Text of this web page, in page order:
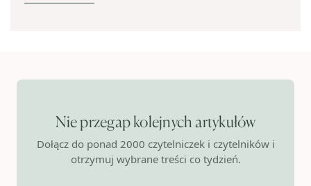
Nie przegap kolejnych artykułów
Dołącz do ponad 2000 czytelniczek i czytelników i
otrzymuj wybrane treści co tydzień.